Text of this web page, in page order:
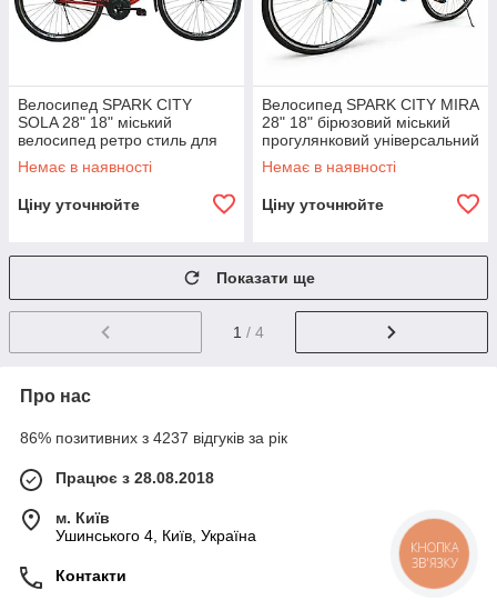
Велосипед SPARK CITY
SOLA 28" 18" міський
велосипед ретро стиль для
щоденного катання
Немає в наявності
Ціну уточнюйте
Велосипед SPARK CITY MIRA
28" 18" бірюзовий міський
прогулянковий універсальний
велосипед
Немає в наявності
Ціну уточнюйте
Показати ще
1 / 4
Про нас
86% позитивних з 4237 відгуків за рік
Працює з 28.08.2018
м. Київ
Ушинського 4, Київ, Україна
Контакти
КНОПКА
ЗВ'ЯЗКУ